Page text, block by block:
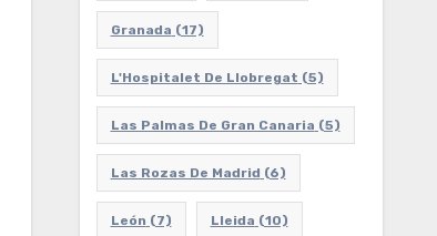
Granada (17)
L'Hospitalet De Llobregat (5)
Las Palmas De Gran Canaria (5)
Las Rozas De Madrid (6)
León (7) Lleida (10)